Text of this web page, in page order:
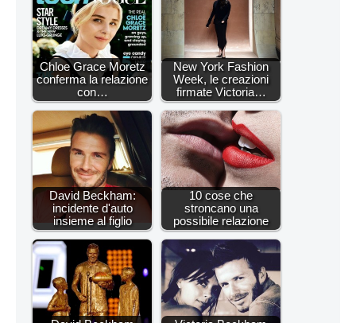
Chloe Grace Moretz
conferma la relazione
con…
New York Fashion
Week, le creazioni
firmate Victoria…
David Beckham:
incidente d'auto
insieme al figlio
10 cose che
stroncano una
possibile relazione